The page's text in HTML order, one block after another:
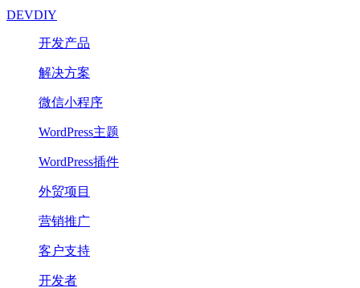
DEVDIY
开发产品
解决方案
微信小程序
WordPress主题
WordPress插件
外贸项目
营销推广
客户支持
开发者